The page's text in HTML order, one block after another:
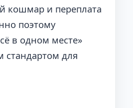
кошмар и переплата
поэтому
в одном месте»
стандартом для